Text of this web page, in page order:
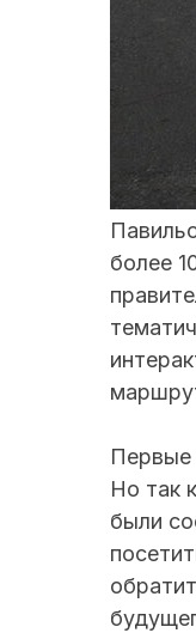
более
Первые
Но так
были